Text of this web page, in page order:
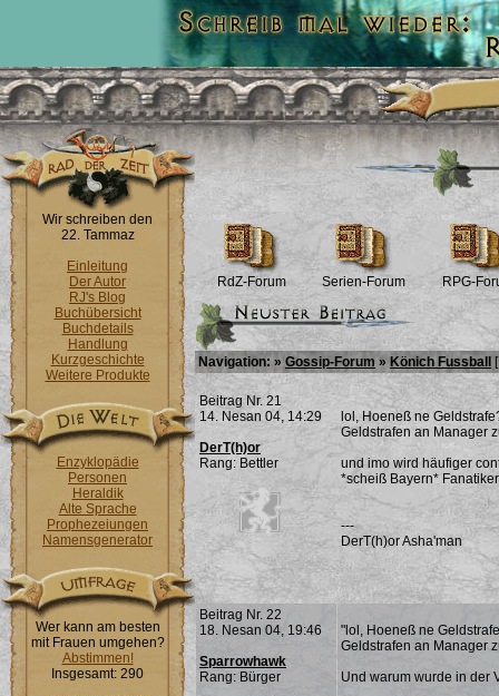
Wir schreiben den
22. Tammaz
Einleitung
Der Autor
RJ's Blog
Buchübersicht
Buchdetails
Handlung
Kurzgeschichte
Weitere Produkte
Enzyklopädie
Personen
Heraldik
Alte Sprache
Prophezeiungen
Namensgenerator
Wer kann am besten
mit Frauen umgehen?
Abstimmen!
Insgesamt: 290
RdZ-Forum Serien-Forum RPG-
Navigation: » Gossip-Forum » Könich Fussball
Beitrag Nr. 21
14. Nesan 04, 14:29
DerT(h)or
Rang: Bettler
lol, Hoeneß ne
Geldstrafen an Manager
und imo wird häufiger
*scheiß Bayern*
---
DerT(h)or Asha'man
Beitrag Nr. 22
18. Nesan 04, 19:46
Sparrowhawk
Rang: Bürger
"lol, Hoeneß ne
Geldstrafen an Manager
Und warum wurde in der